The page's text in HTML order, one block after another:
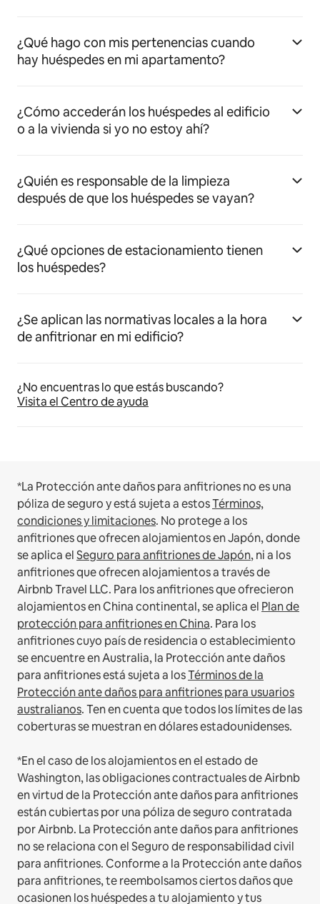
¿Qué hago con mis pertenencias cuando
hay huéspedes en mi apartamento?
¿Cómo accederán los huéspedes al edificio
o a la vivienda si yo no estoy ahí?
¿Quién es responsable de la limpieza
después de que los huéspedes se vayan?
¿Qué opciones de estacionamiento tienen
los huéspedes?
¿Se aplican las normativas locales a la hora
de anfitrionar en mi edificio?
¿No encuentras lo que estás buscando?
Visita el Centro de ayuda
*La Protección ante daños para anfitriones no es una
póliza de seguro y está sujeta a estosTérminos,
condiciones y limitaciones. No protege a los
anfitriones que ofrecen alojamientos en Japón, donde
se aplica elSeguro para anfitriones de Japón, ni a los
anfitriones que ofrecen alojamientos a través de
Airbnb Travel LLC. Para los anfitriones que ofrecieron
alojamientos en China continental, se aplica el Plan de
protección para anfitriones en China. Para los
anfitriones cuyo país de residencia o establecimiento
se encuentre en Australia, la Protección ante daños
para anfitriones está sujeta a losTérminos de la
Protección ante daños para anfitriones para usuarios
australianos. Ten en cuenta que todos los límites de las
coberturas se muestran en dólares estadounidenses.
*En el caso de los alojamientos en el estado de
Washington, las obligaciones contractuales de Airbnb
en virtud de la Protección ante daños para anfitriones
están cubiertas por una póliza de seguro contratada
por Airbnb. La Protección ante daños para anfitriones
no se relaciona con el Seguro de responsabilidad civil
para anfitriones. Conforme a la Protección ante daños
para anfitriones, te reembolsamos ciertos daños que
ocasionen los huéspedes a tu alojamiento y tus